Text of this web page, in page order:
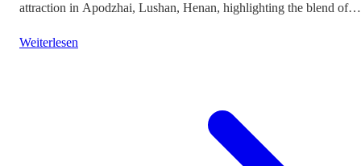
attraction in Apodzhai, Lushan, Henan, highlighting the blend of
of such themed tourism projects.
Weiterlesen